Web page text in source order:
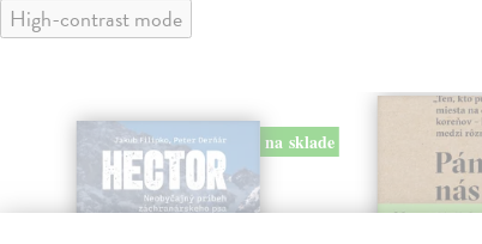
High-contrast mode
na sklade